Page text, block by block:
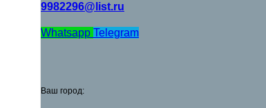
9982296@list.ru
Whatsapp Telegram
Ваш город: